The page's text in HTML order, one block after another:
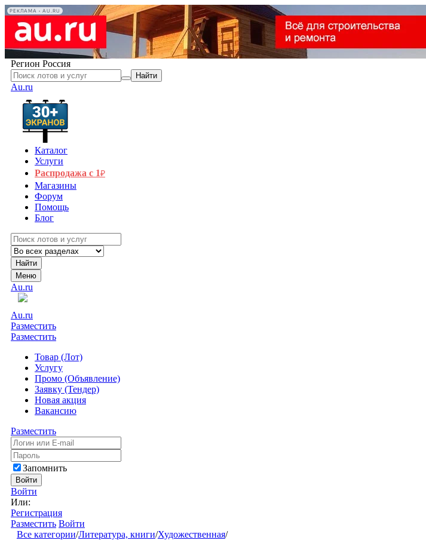
РЕКЛАМА • AU.RU
Регион Россия
Найти
Au.ru
Каталог
Услуги
Распродажа с 1₽
Магазины
Форум
Помощь
Блог
Найти
Меню
Au.ru
Au.ru
Разместить
Разместить
Товар (Лот)
Услугу
Промо (Объявление)
Заявку (Тендер)
Новая акция
Вакансию
Разместить
Запомнить
Войти
Войти
Или:
Регистрация
Разместить Войти
Все категории/Литература, книги/Художественная/